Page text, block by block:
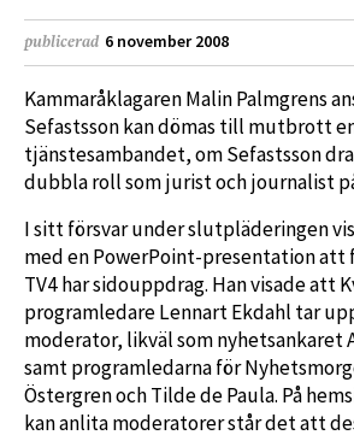
publicerad 6 november 2008
Kammaråklagaren Malin Palmgrens
Sefastsson kan dömas till mutbrott
tjänstesambandet, om Sefastsson
dubbla roll som jurist och journalist
I sitt försvar under slutpläderingen
med en PowerPoint-presentation att
TV4 har sidouppdrag. Han visade att
programledare Lennart Ekdahl tar
moderator, likväl som nyhetsankaret
samt programledarna för
Östergren och Tilde de Paula. På
kan anlita moderatorer står det att